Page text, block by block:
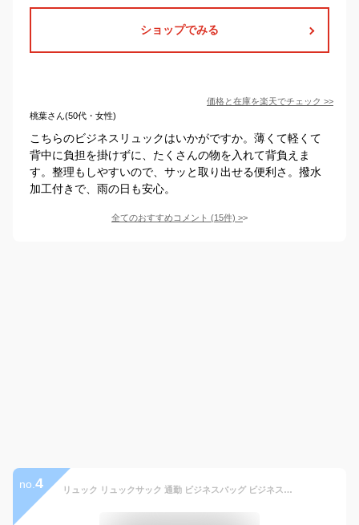
ショップでみる
価格と在庫を楽天でチェック >>
桃葉さん(50代・女性)
こちらのビジネスリュックはいかがですか。薄くて軽くて
背中に負担を掛けずに、たくさんの物を入れて背負えま
す。整理もしやすいので、サッと取り出せる便利さ。撥水
加工付きで、雨の日も安心。
全てのおすすめコメント (15件) >
no. 4 リュック リュックサック 通勤 ビジネスバッグ ビジネスリュック メンズ シンプル スクエア おしゃれ カジュアル A4 通学 黒 トートバッグ ハンドバッグ ブリーフケース バイク デイパック レザー 本革 男性 レディース 女性 カーフレザー 大容量 バックパック